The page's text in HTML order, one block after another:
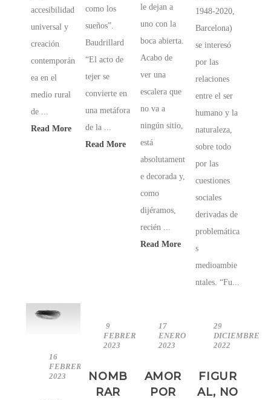
accesibilidad
universal y
creación
contemporán
ea en el
medio rural
de ...
Read More
como los
sueños”.
Baudrillard
“El acto de
tejer se
convierte en
una metáfora
de la ...
Read More
le dejan a
uno con la
boca abierta.
Acabo de
ver una
escalera que
no va a
ningún sitio,
está
absolutament
e decorada y,
como
dijéramos,
recién ...
Read More
1948-2020,
Barcelona)
se interesó
por las
relaciones
entre el ser
humano y la
naturaleza,
sobre todo
por las
cuestiones
sociales
derivadas de
problemática
s
medioambie
ntales. “Fu...
16
FEBRERO
2023
9
FEBRERO
2023
NOMB
RAR
17
ENERO
2023
AMOR
POR
29
DICIEMBRE
2022
FIGUR
AL, NO